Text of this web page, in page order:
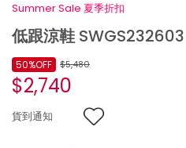
Summer Sale 夏季折扣
低跟涼鞋 SWGS232603
$5,480
$2,740
50%OFF
貨到通知